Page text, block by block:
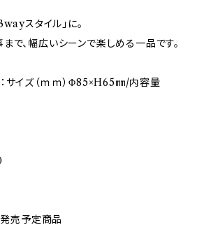
スタイル」に。
で、幅広いシーンで楽しめる一品です。
サイズ（ｍｍ）Φ85×H65㎜/内容量
売予定商品